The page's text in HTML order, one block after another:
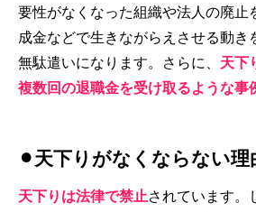
要性がなくなった組織や法人の廃止
成金などで生きながらえさせる動き
無駄遣いになります。さらに、 天下
複数回の退職金を受け取るような事
⚫︎天下りがなくならない理
天下りは法律で禁止されています。